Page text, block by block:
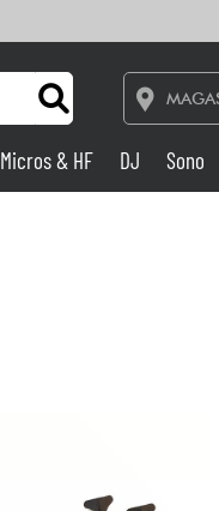
Micros & HF DJ Sono